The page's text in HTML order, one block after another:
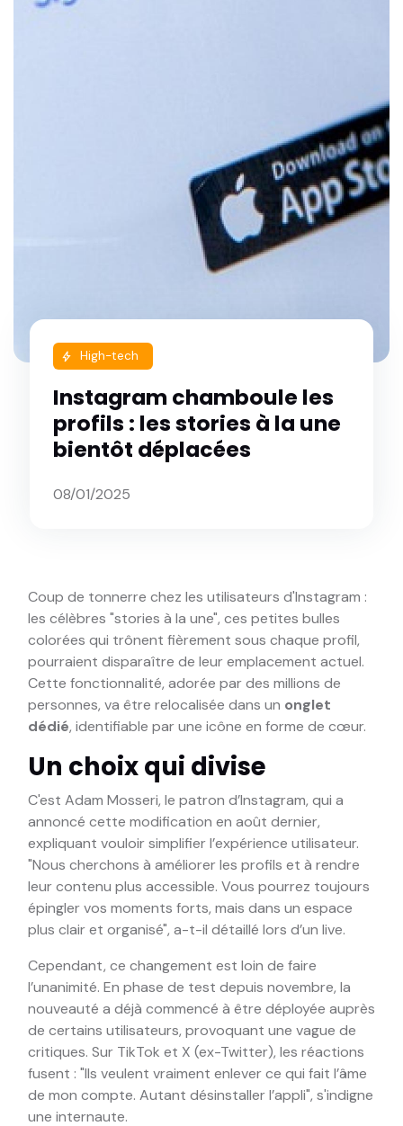
bolt High-tech
Instagram chamboule les
profils : les stories à la une
bientôt déplacées
08/01/2025
Coup de tonnerre chez les utilisateurs d'Instagram :
les célèbres "stories à la une", ces petites bulles
colorées qui trônent fièrement sous chaque profil,
pourraient disparaître de leur emplacement actuel.
Cette fonctionnalité, adorée par des millions de
personnes, va être relocalisée dans un onglet
dédié, identifiable par une icône en forme de cœur.
Un choix qui divise
C'est Adam Mosseri, le patron d’Instagram, qui a
annoncé cette modification en août dernier,
expliquant vouloir simplifier l’expérience utilisateur.
"Nous cherchons à améliorer les profils et à rendre
leur contenu plus accessible. Vous pourrez toujours
épingler vos moments forts, mais dans un espace
plus clair et organisé", a-t-il détaillé lors d’un live.
Cependant, ce changement est loin de faire
l’unanimité. En phase de test depuis novembre, la
nouveauté a déjà commencé à être déployée auprès
de certains utilisateurs, provoquant une vague de
critiques. Sur TikTok et X (ex-Twitter), les réactions
fusent : "Ils veulent vraiment enlever ce qui fait l’âme
de mon compte. Autant désinstaller l’appli", s'indigne
une internaute.